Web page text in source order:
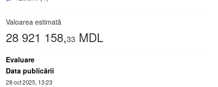
Valoarea estimată
28 921 158,33 MDL
Evaluare
Data publicării
28 oct 2025, 13:23